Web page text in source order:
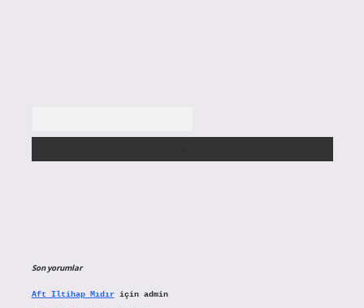
Son yorumlar
Aft Iltihap Mıdıriçin admin